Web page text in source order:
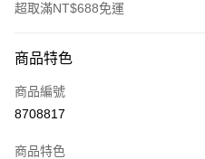
超取滿NT$688免運
信用卡一次付款
超商取貨付款
商品特色
商品編號
8708817
商品特色